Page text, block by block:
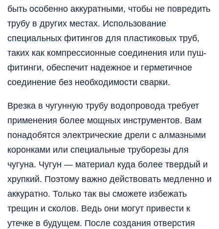
быть особенно аккуратными, чтобы не повредить
трубу в других местах. Использование
специальных фитингов для пластиковых труб,
таких как компрессионные соединения или пуш-
фитинги, обеспечит надежное и герметичное
соединение без необходимости сварки.
Врезка в чугунную трубу водопровода требует
применения более мощных инструментов. Вам
понадобятся электрические дрели с алмазными
коронками или специальные труборезы для
чугуна. Чугун — материал куда более твердый и
хрупкий. Поэтому важно действовать медленно и
аккуратно. Только так вы сможете избежать
трещин и сколов. Ведь они могут привести к
утечке в будущем. После создания отверстия